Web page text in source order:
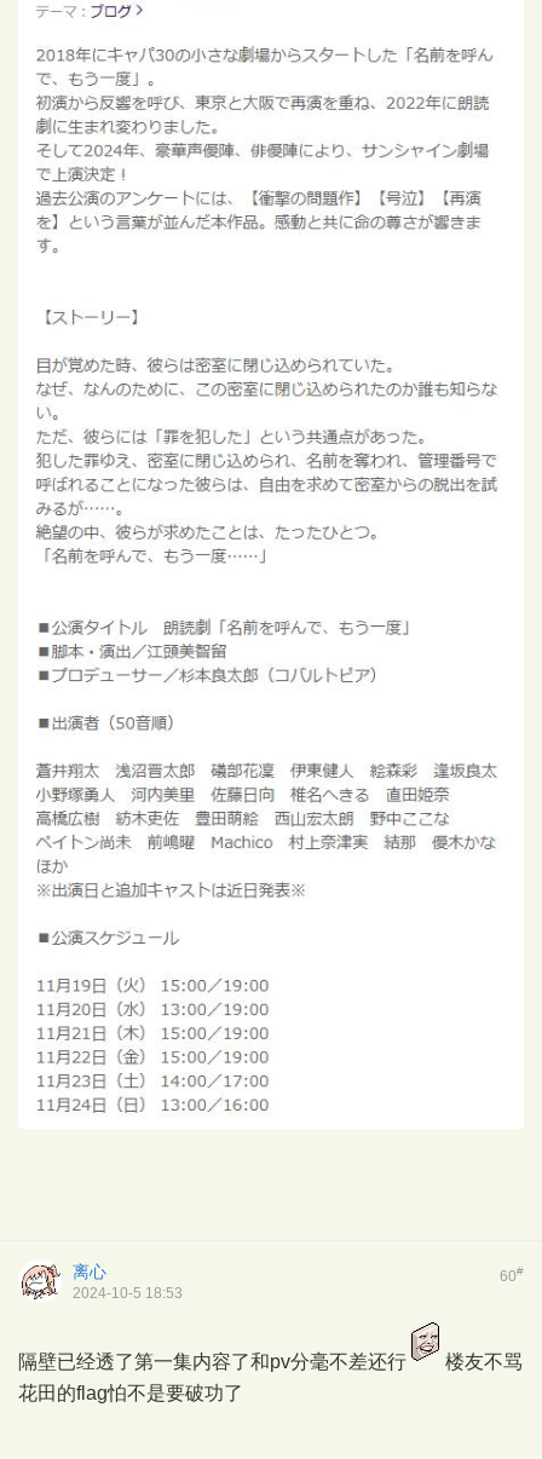
60#
离心
2024-10-5 18:53
隔壁已经透了第一集内容了和pv分毫不差还行
楼友不骂
花田的flag怕不是要破功了